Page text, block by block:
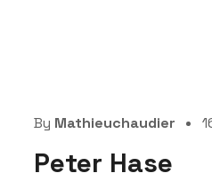
By Mathieuchaudier
Peter Hase